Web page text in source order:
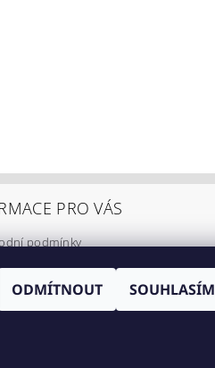
PRO VÁS
podmínky
o přepravě
ODMÍTNOUT SOUHLASÍM